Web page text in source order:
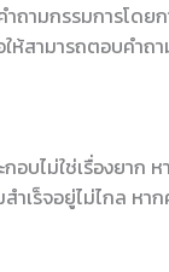
ถามกรรมการโดย
ห้สามารถตอบคำถ
บไม่ใช่เรื่องยาก
สำเร็จอยู่ไม่ไกล ห